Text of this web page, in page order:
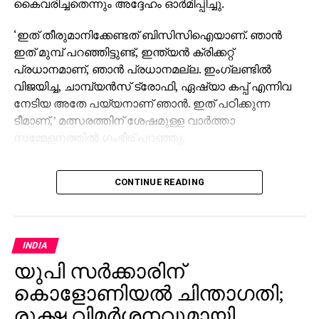
കൈവരിച്ചതെന്നും അദ്ദേഹം ഓര്‍മിപ്പിച്ചു.
‘ഇത് തീരുമാനിക്കേണ്ടത് ബിസിസിഐയാണ്. ഞാന്‍
ഇത് മുമ്പ് പറഞ്ഞിട്ടുണ്ട്, ഇന്ത്യന്‍ ക്രിക്കറ്റ്
പ്രധാനമാണ്, ഞാന്‍ പ്രധാനമല്ല. ഇംഗ്ലണ്ടില്‍
വിജയിച്ച, ചാമ്പ്യന്‍സ് ട്രോഫി, ഏഷ്യാ കപ്പ് എന്നിവ
നേടിയ അതേ പയ്യനാണ് ഞാന്‍. ഇത് പഠിക്കുന്ന
ടീമാണ്,’ മത്സരത്തിന് ശേഷമുള്ള വാര്‍ത്താ
സമ്മേളനത്തില്‍ ഗംഭീര് പറഞ്ഞു.
കൂടാതെ, തന്നില്‍ നിന്ന് ആരംഭിച്ച പ്രകടനത്തിന്
എല്ലാവരും കുറ്റക്കാരാണെന്ന് മുന്‍ ഇന്ത്യന്‍ ഓപ്പണര്‍
തുടങ്ങുന്നത് എന്നില്‍ നിന്നാണെന്നും ഗംഭീര്‍ പറഞ്ഞു.
‘ഞങ്ങള്‍ നന്നായി കളിക്കേണ്ടതുണ്ട്. 95/1 മുതല്‍ 122/7
വരെ സ്വീകാര്യമല്ല. നിങ്ങള്‍ ഏതെങ്കിലും
വ്യക്തിയെയോ ഏതെങ്കിലും പ്രത്യേക
ഷോട്ടിനെയോ കുറ്റപ്പെടുത്തരുത്. കുറ്റപ്പെടുത്തല്‍
CONTINUE READING
INDIA
യുപി സർക്കാരിന്
കൊളോണിയൽ ചിന്താഗതി;